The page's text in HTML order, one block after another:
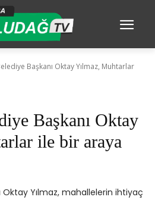
Başkanı Oktay Yılmaz, Muhtarlar
Başkanı Oktay
ile bir araya
Oktay Yılmaz, mahallelerin ihtiyaç